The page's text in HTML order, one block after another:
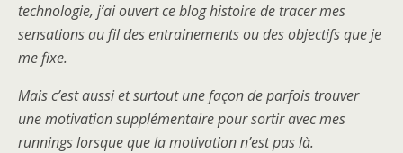
technologie, j’ai ouvert ce blog histoire de tracer mes
sensations au fil des entrainements ou des objectifs que je
me fixe.
Mais c’est aussi et surtout une façon de parfois trouver
une motivation supplémentaire pour sortir avec mes
runnings lorsque que la motivation n’est pas là.